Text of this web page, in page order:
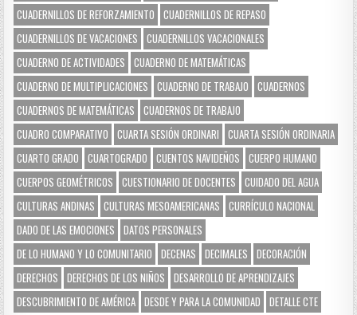
CUADERNILLOS DE REFORZAMIENTO
CUADERNILLOS DE REPASO
CUADERNILLOS DE VACACIONES
CUADERNILLOS VACACIONALES
CUADERNO DE ACTIVIDADES
CUADERNO DE MATEMÁTICAS
CUADERNO DE MULTIPLICACIONES
CUADERNO DE TRABAJO
CUADERNOS
CUADERNOS DE MATEMÁTICAS
CUADERNOS DE TRABAJO
CUADRO COMPARATIVO
CUARTA SESIÓN ORDINARI
CUARTA SESIÓN ORDINARIA
CUARTO GRADO
CUARTOGRADO CUENTOS NAVIDEÑOS
CUERPO HUMANO
CUERPOS GEOMÉTRICOS
CUESTIONARIO DE DOCENTES
CUIDADO DEL AGUA
CULTURAS ANDINAS
CULTURAS MESOAMERICANAS
CURRÍCULO NACIONAL
DADO DE LAS EMOCIONES
DATOS PERSONALES
DE LO HUMANO Y LO COMUNITARIO
DECENAS DECIMALES
DECORACIÓN
DERECHOS
DERECHOS DE LOS NIÑOS
DESARROLLO DE APRENDIZAJES
DESCUBRIMIENTO DE AMÉRICA DESDE Y PARA LA COMUNIDAD
DETALLE CTE